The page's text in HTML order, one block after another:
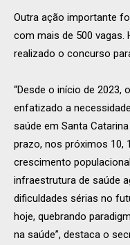
Outra ação importante
com mais de 500 vagas.
realizado o concurso
“Desde o início de 2023,
enfatizado a
saúde em Santa
prazo, nos próximos 10,
crescimento
infraestrutura de saúde
dificuldades sérias no
hoje, quebrando
na saúde”, destaca o